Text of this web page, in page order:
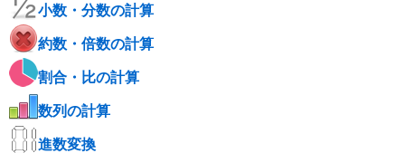
小数・分数の計算
約数・倍数の計算
割合・比の計算
数列の計算
進数変換